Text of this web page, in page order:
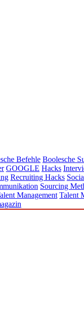
Befehle Boolesche
GOOGLE Hacks
Recruiting Hacks
Sourcing
Management Talent